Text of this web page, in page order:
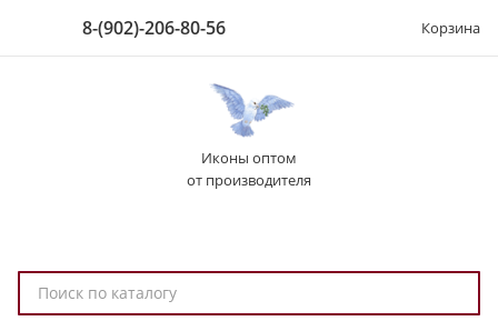
8-(902)-206-80-56 Корзина
Иконы оптом
от производителя
о